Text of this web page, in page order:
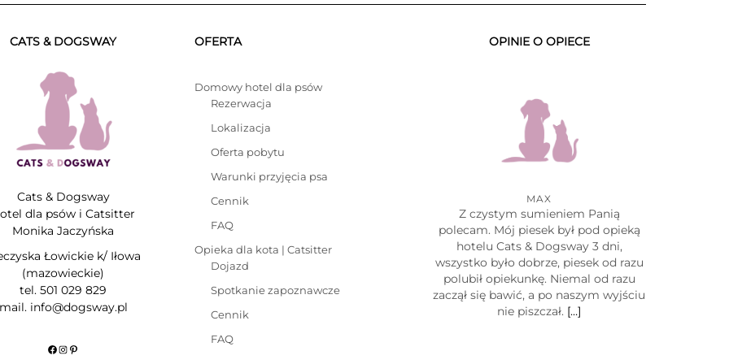
CATS & DOGSWAY
Cats & Dogsway
dla psów i Catsitter
Monika Jaczyńska
Łowickie k/ Iłowa
(mazowieckie)
tel. 501 029 829
info@dogsway.pl
Facebook
Instagram
Pinterest
OFERTA
Domowy hotel dla psów
Rezerwacja
Lokalizacja
Oferta pobytu
Warunki przyjęcia psa
Cennik
FAQ
Opieka dla kota | Catsitter
Dojazd
Spotkanie zapoznawcze
Cennik
FAQ
OPINIE O OPIECE
MAX
Z czystym sumieniem Panią
polecam. Mój piesek był pod opieką
hotelu Cats & Dogsway 3 dni,
wszystko było dobrze, piesek od razu
polubił opiekunkę. Niemal od razu
zaczął się bawić, a po naszym wyjściu
nie piszczał. […]